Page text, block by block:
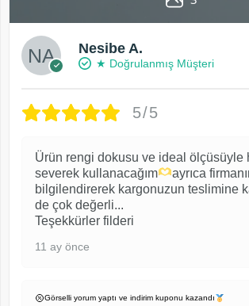
Nesibe A.
★ Doğrulanmış Müşteri
5/5
Ürün rengi dokusu ve ideal ölçüsüyle
severek kullanacağım
ayrıca
bilgilendirerek kargonuzun teslimine
de çok değerli...
Teşekkürler filderi
11 ay önce
Görselli yorum yaptı ve indirim kuponu kazandı